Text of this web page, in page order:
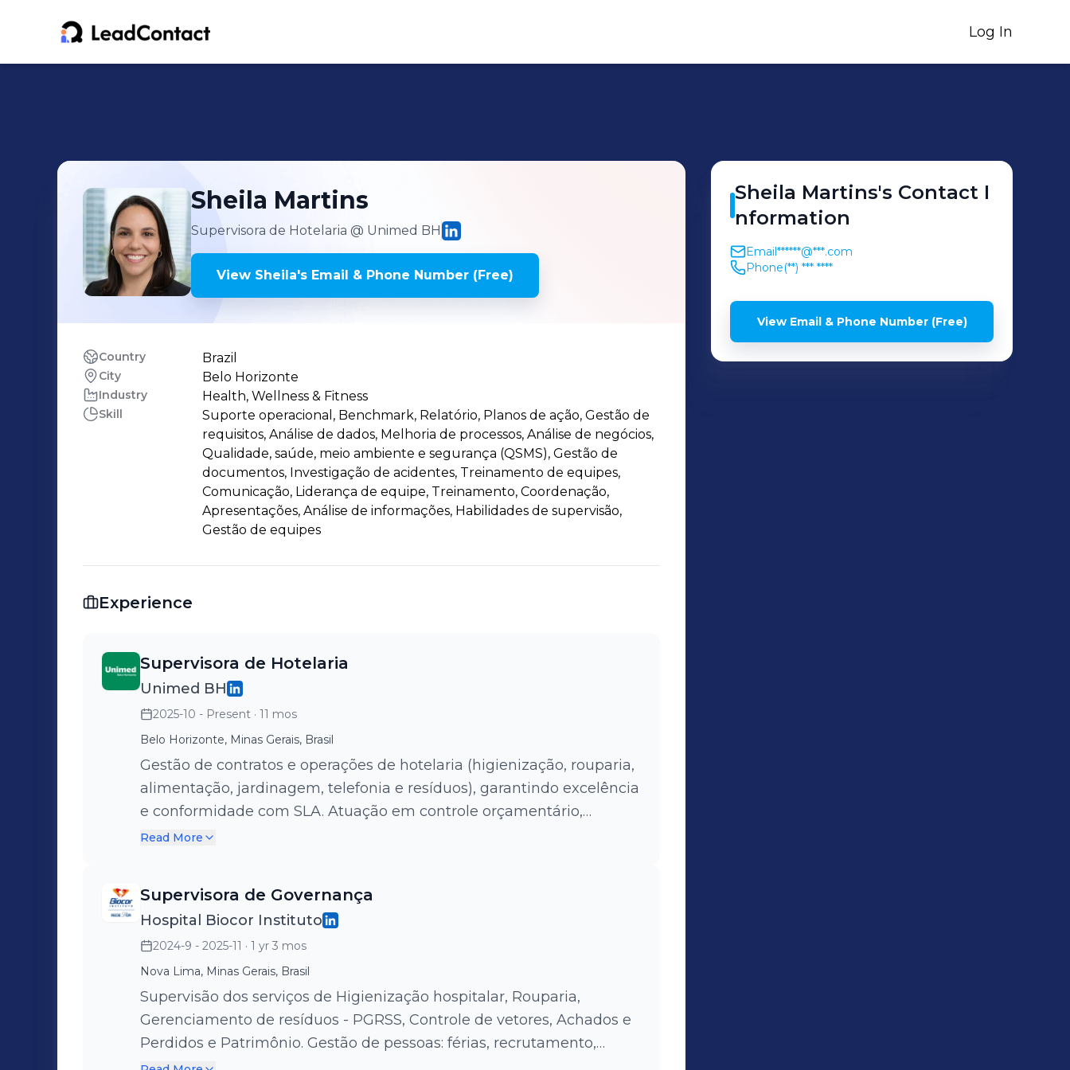
Log In
Sheila Martins
Supervisora de Hotelaria @ Unimed BH
View Sheila's Email & Phone Number (Free)
Country Brazil
City Belo Horizonte
Industry Health, Wellness & Fitness
Skill
Suporte operacional, Benchmark, Relatório, Planos de ação, Gestão de
requisitos, Análise de dados, Melhoria de processos, Análise de negócios,
Qualidade, saúde, meio ambiente e segurança (QSMS), Gestão de
documentos, Investigação de acidentes, Treinamento de equipes,
Comunicação, Liderança de equipe, Treinamento, Coordenação,
Apresentações, Análise de informações, Habilidades de supervisão,
Gestão de equipes
Experience
Supervisora de Hotelaria
Unimed BH
2025-10 - Present · 11 mos
Belo Horizonte, Minas Gerais, Brasil
Gestão de contratos e operações de hotelaria (higienização, rouparia,
alimentação, jardinagem, telefonia e resíduos), garantindo excelência
e conformidade com SLA. Atuação em controle orçamentário,
otimização de custos e melhoria contínua dos processos,
Read More
Supervisora de Governança
Hospital Biocor Instituto
2024-9 - 2025-11 · 1 yr 3 mos
Nova Lima, Minas Gerais, Brasil
Supervisão dos serviços de Higienização hospitalar, Rouparia,
Gerenciamento de resíduos - PGRSS, Controle de vetores, Achados e
Perdidos e Patrimônio. Gestão de pessoas: férias, recrutamento,
avaliações de desempenho, entre outras. Gestão de processos:
Sheila Martins's Contact I
nformation
Email******@***.com
Phone(**) *** ****
View Email & Phone Number (Free)